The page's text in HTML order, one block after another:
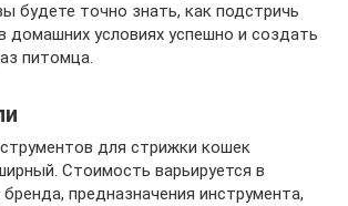
будете точно знать, как подстричь
домашних условиях успешно и создать
питомца.
для стрижки кошек
Стоимость варьируется в
предназначения инструмента,